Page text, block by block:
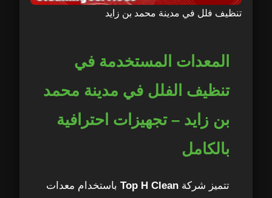
تنظيف فلل في مدينة محمد بن زايد
المعدات المستخدمة في
تنظيف الفلل في مدينة محمد
بن زايد – تجهيزات احترافية
بالكامل
تتميز شركة Top H Clean باستخدام معدات